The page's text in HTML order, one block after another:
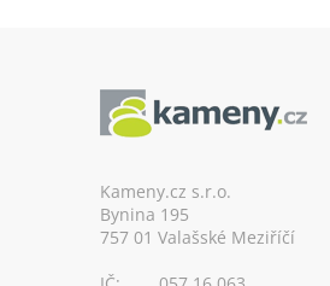
Kameny.cz s.r.o.
Bynina 195
757 01 Valašské Meziříčí